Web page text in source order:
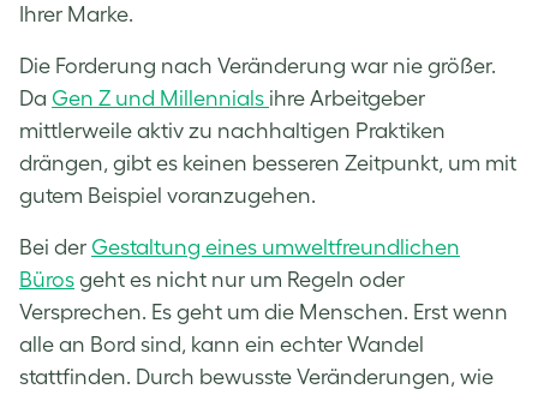
Ihrer Marke.
Die Forderung nach Veränderung war nie größer.
Da Gen Z und Millennials ihre Arbeitgeber
mittlerweile aktiv zu nachhaltigen Praktiken
drängen, gibt es keinen besseren Zeitpunkt, um mit
gutem Beispiel voranzugehen.
Bei der Gestaltung eines umweltfreundlichen
Büros geht es nicht nur um Regeln oder
Versprechen. Es geht um die Menschen. Erst wenn
alle an Bord sind, kann ein echter Wandel
stattfinden. Durch bewusste Veränderungen, wie